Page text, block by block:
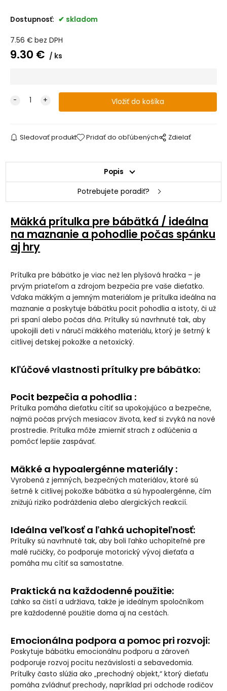
Dostupnosť: skladom
7.56 € bez DPH
9.30 € ks
Sledovať produkt Pridať do obľúbených Zdielať
Popis
Potrebujete poradiť?
Mäkká prítulka pre bábätká / ideálna
na maznanie a pohodlie počas spánku
aj hry
Prítulka pre bábätko je viac než len plyšová hračka – je
prvým priateľom a zdrojom bezpečia pre vaše dieťatko.
Vďaka mäkkým a jemným materiálom je prítulka ideálna na
maznanie a poskytuje bábätku pocit pohodlia a istoty, či už
pri spaní alebo počas dňa. Prítulky sú navrhnuté tak, aby
upokojili deti v náručí mäkkého materiálu, ktorý je šetrný k
citlivej detskej pokožke a netoxický.
Kľúčové vlastnosti prítulky pre bábätko:
Pocit bezpečia a pohodlia :
Prítulka pomáha dieťatku cítiť sa upokojujúco a bezpečne,
najmä počas prvých mesiacov života, keď si zvyká na nové
prostredie. Prítulka môže zmierniť strach z odlúčenia a
pomôcť lepšie zaspávať.
Mäkké a hypoalergénne materiály :
Vyrobená z jemných, bezpečných materiálov, ktoré sú
šetrné k citlivej pokožke bábätka a sú hypoalergénne, čím
znižujú riziko podráždenia alebo alergických reakcií.
Ideálna veľkosť a ľahká uchopiteľnosť:
Prítulky sú navrhnuté tak, aby boli ľahko uchopiteľné pre
malé ručičky, čo podporuje motorický vývoj dieťaťa a
pomáha mu cítiť sa samostatne.
Praktická na každodenné použitie:
Ľahko sa čistí a udržiava, takže je ideálnym spoločníkom
pre každodenné použitie doma aj na cestách.
Emocionálna podpora a pomoc pri rozvoji:
Poskytuje bábätku emocionálnu podporu a zároveň
podporuje rozvoj pocitu nezávislosti a sebavedomia.
Prítulky často slúžia ako „prechodný objekt,“ ktorý dieťaťu
pomáha zvládnuť prechody, napríklad pri odchode rodičov